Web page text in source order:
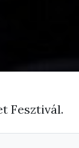
Fesztivál.